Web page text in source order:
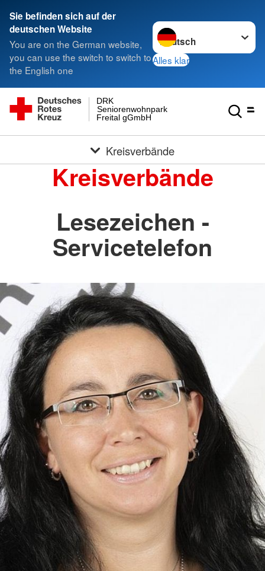
Sie befinden sich auf der
deutschen Website
You are on the German website,
you can use the switch to switch to
the English one
Sprache wechseln zu
Alles klar
Freital gGmbH
Seniorenwohnpark
DRK
Kreisverbände
Kreisverbände
Lesezeichen -
Servicetelefon